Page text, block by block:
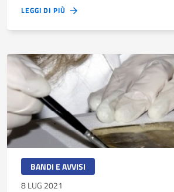
LEGGI DI PIÙ
BANDI E AVVISI
8 LUG 2021